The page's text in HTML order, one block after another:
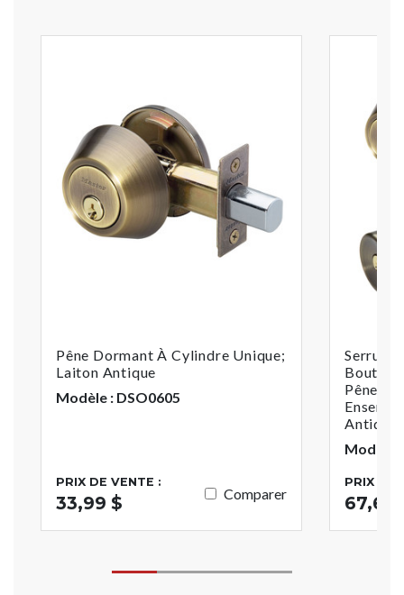
Pêne Dormant À Cylindre Unique;
Laiton Antique
Modèle : DSO0605
PRIX DE VENTE :
33,99 $ Comparer
Serrure
Bouton
Pêne
Antique
Modèle
PRIX DE
67,65